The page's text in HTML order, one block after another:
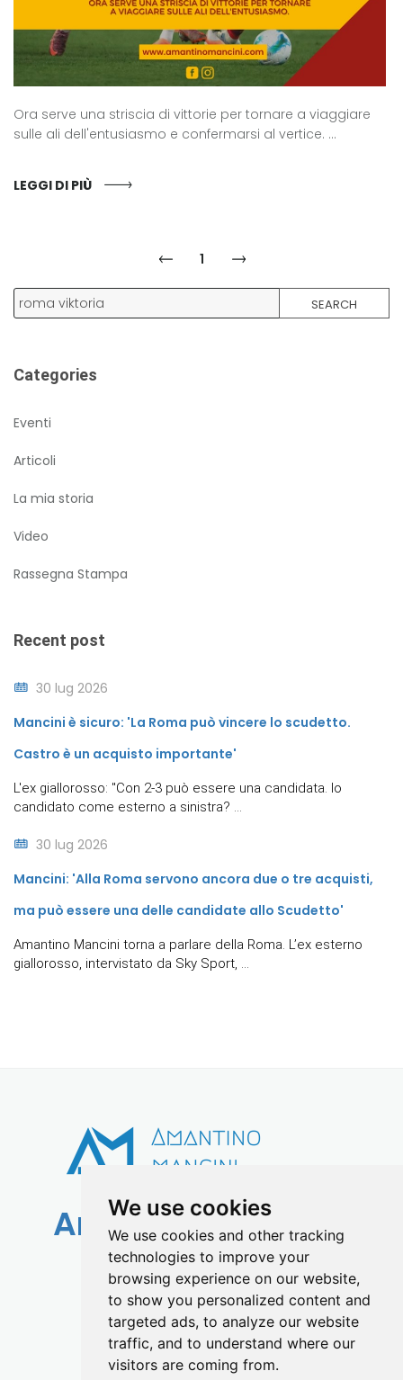
We use cookies
We use cookies and other tracking
technologies to improve your
browsing experience on our website,
to show you personalized content and
targeted ads, to analyze our website
traffic, and to understand where our
visitors are coming from.
Ora serve una striscia di vittorie per tornare a viaggiare
sulle ali dell'entusiasmo e confermarsi al vertice. ...
LEGGI DI PIÙ
1
SEARCH
Categories
Eventi
Articoli
La mia storia
Video
Rassegna Stampa
Recent post
30 lug 2026
Mancini è sicuro: 'La Roma può vincere lo scudetto.
Castro è un acquisto importante'
L'ex giallorosso: "Con 2-3 può essere una candidata. Io
candidato come esterno a sinistra? ...
30 lug 2026
Mancini: 'Alla Roma servono ancora due o tre acquisti,
ma può essere una delle candidate allo Scudetto'
Amantino Mancini torna a parlare della Roma. L’ex esterno
giallorosso, intervistato da Sky Sport, ...
Amantino Mancini
info@amantinomancini.com